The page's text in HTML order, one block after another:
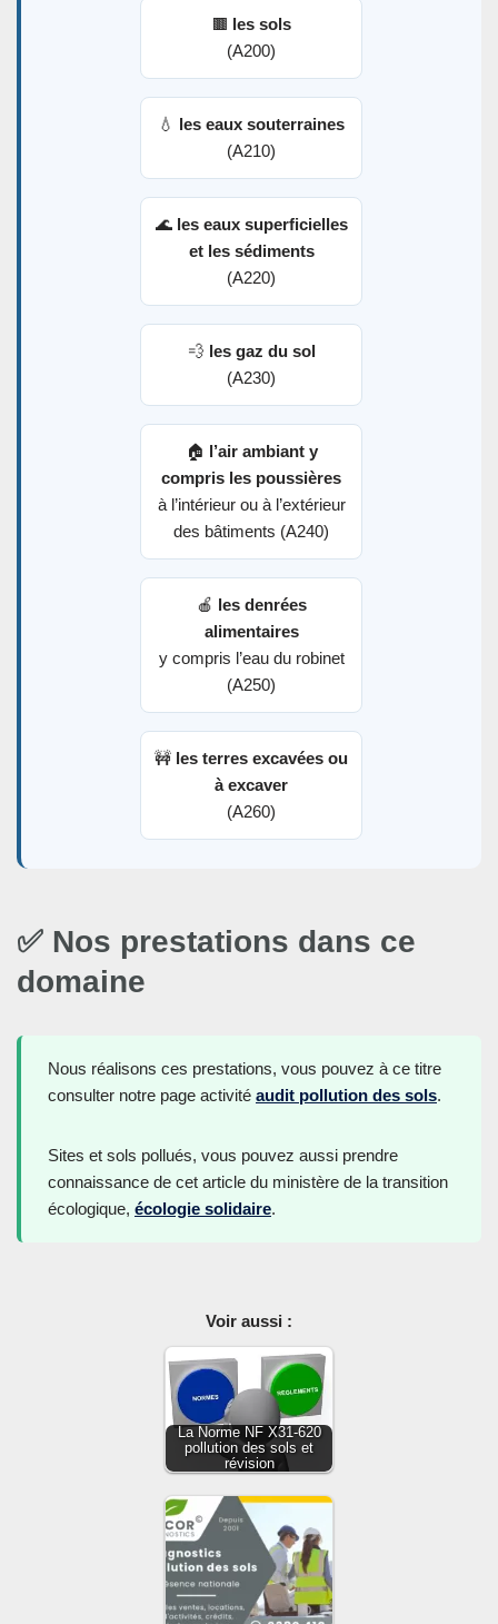
🟫 les sols
(A200)
💧 les eaux souterraines
(A210)
🌊 les eaux superficielles
et les sédiments
(A220)
💨 les gaz du sol
(A230)
🏠 l’air ambiant y
compris les poussières
à l’intérieur ou à l’extérieur
des bâtiments (A240)
🍎 les denrées
alimentaires
y compris l’eau du robinet
(A250)
🚧 les terres excavées ou
à excaver
(A260)
✅ Nos prestations dans ce
domaine
Nous réalisons ces prestations, vous pouvez à ce titre
consulter notre page activité audit pollution des sols.
Sites et sols pollués, vous pouvez aussi prendre
connaissance de cet article du ministère de la transition
écologique, écologie solidaire.
Voir aussi :
La Norme NF X31-620
pollution des sols et
révision